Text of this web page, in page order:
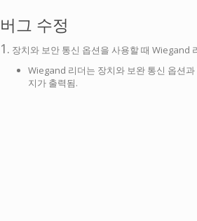
버그 수정
1. 장치와 보안 통신 옵션을 사용할 때 Wiegand
Wiegand 리더는 장치와 보완 통신 옵션
지가 출력됨.